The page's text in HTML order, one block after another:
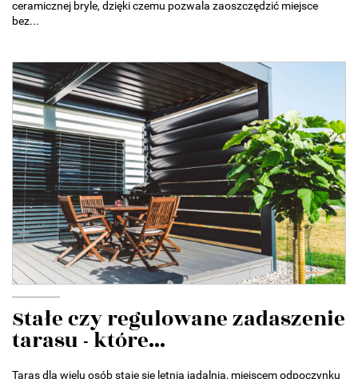
ceramicznej bryle, dzięki czemu pozwala zaoszczędzić miejsce
bez...
Stałe czy regulowane zadaszenie
tarasu - które...
Taras dla wielu osób staje się letnią jadalnią, miejscem odpoczynku